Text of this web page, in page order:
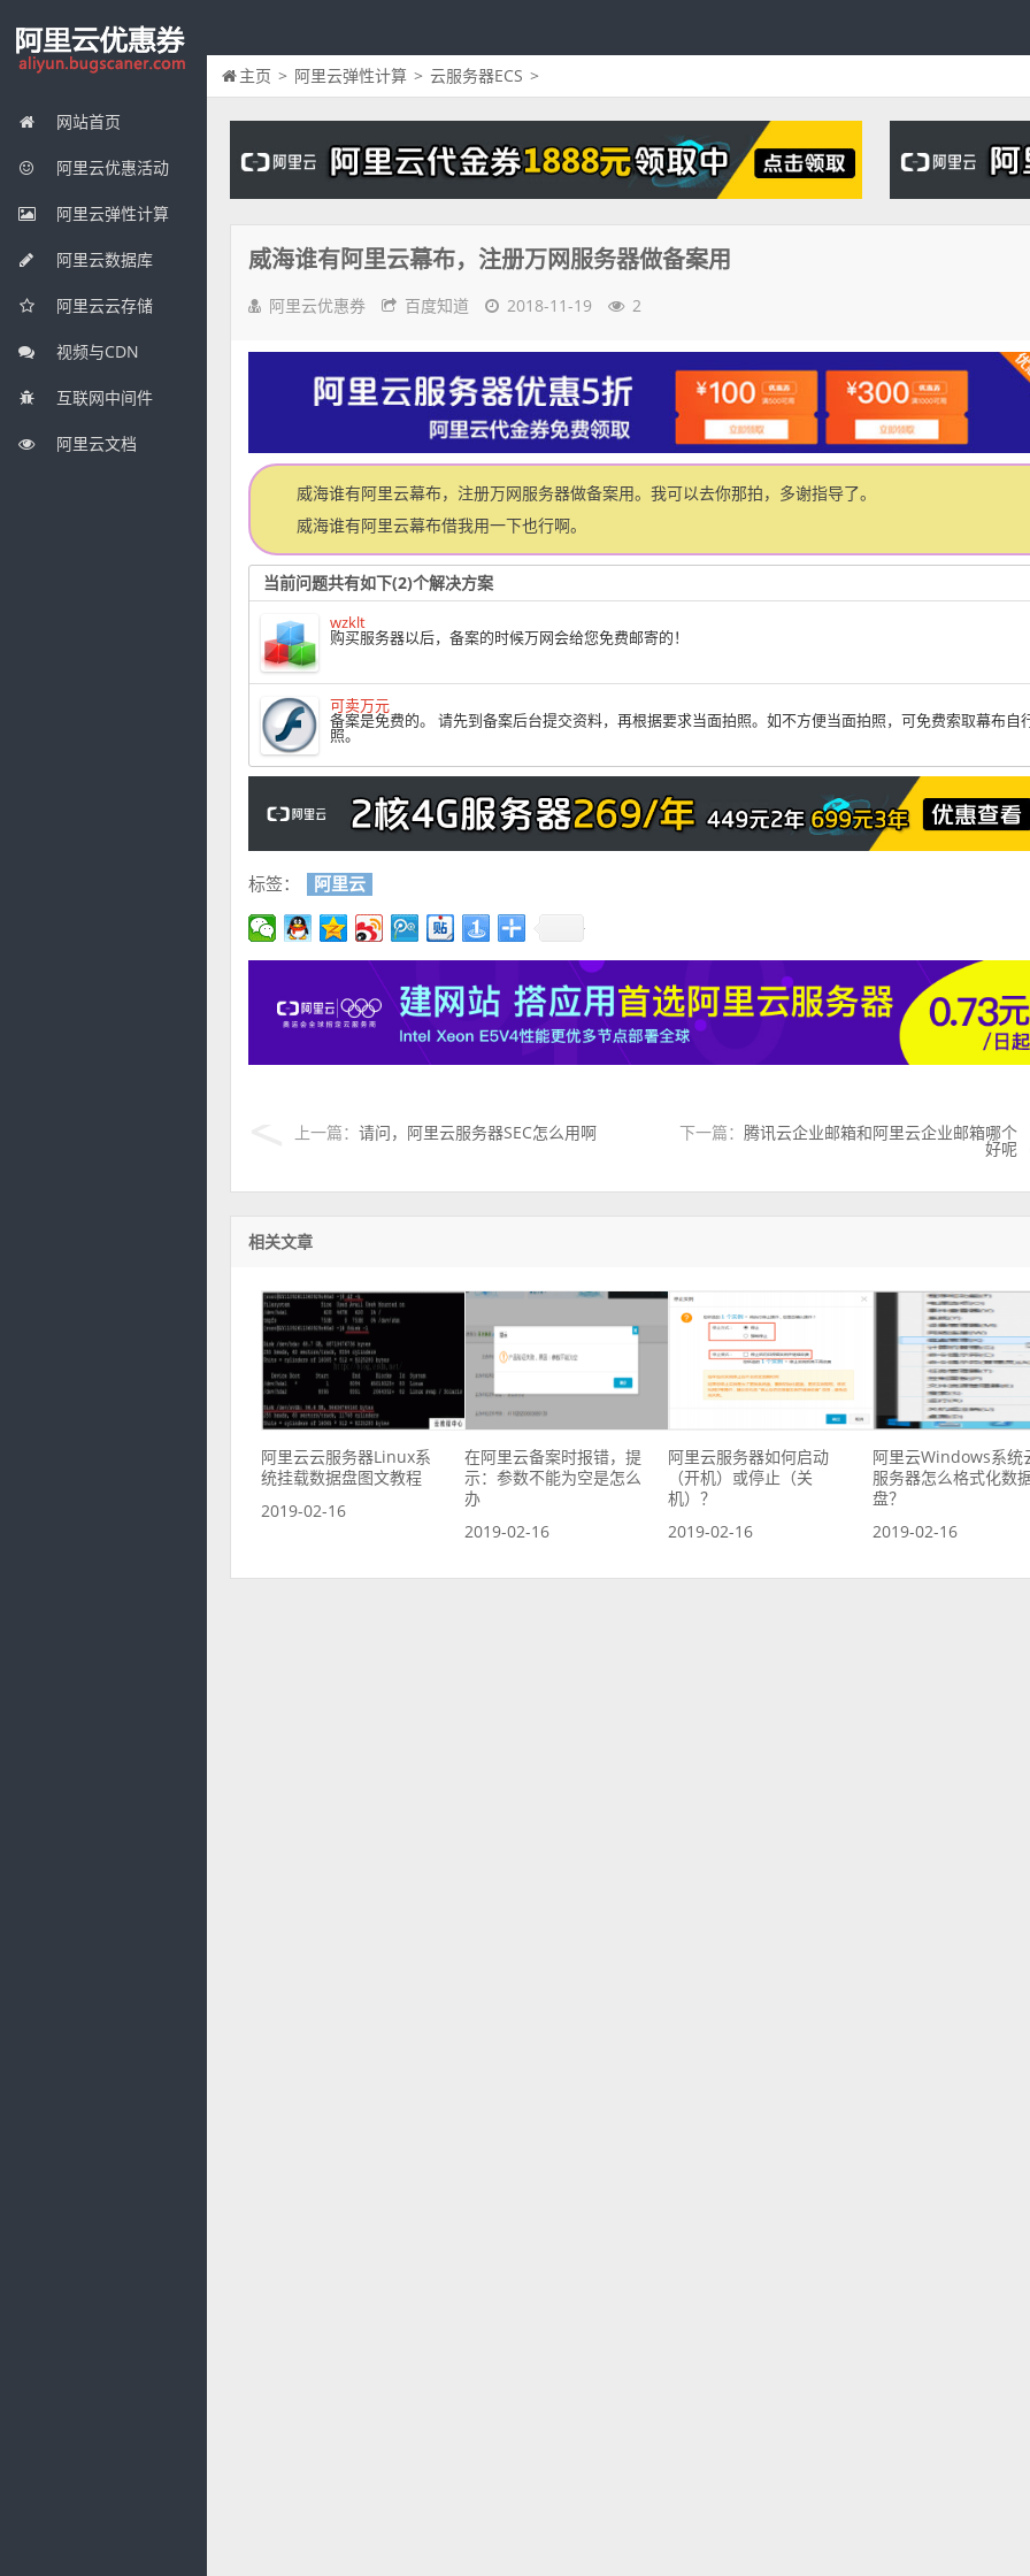
网站首页
阿里云优惠活动
阿里云弹性计算
阿里云数据库
阿里云云存储
视频与CDN
互联网中间件
阿里云文档
主页 > 阿里云弹性计算 > 云服务器ECS >
威海谁有阿里云幕布，注册万网服务器做备案用
阿里云优惠券 百度知道 2018-11-19 2
威海谁有阿里云幕布，注册万网服务器做备案用。我可以去你那拍，多谢指导了。
威海谁有阿里云幕布借我用一下也行啊。
当前问题共有如下(2)个解决方案
wzklt
购买服务器以后，备案的时候万网会给您免费邮寄的！
可卖万元
备案是免费的。 请先到备案后台提交资料，再根据要求当面拍照。如不方便当面拍照，可免费索取幕布自
照。
标签： 阿里云
上一篇： 请问，阿里云服务器SEC怎么用啊 下一篇： 腾讯云企业邮箱和阿里云企业邮箱哪个
好呢
相关文章
阿里云云服务器Linux系
统挂载数据盘图文教程
2019-02-16
在阿里云备案时报错，提
示：参数不能为空是怎么
办
2019-02-16
阿里云服务器如何启动
（开机）或停止（关
机）？
2019-02-16
阿里云Windows系统
服务器怎么格式化数
盘？
2019-02-16